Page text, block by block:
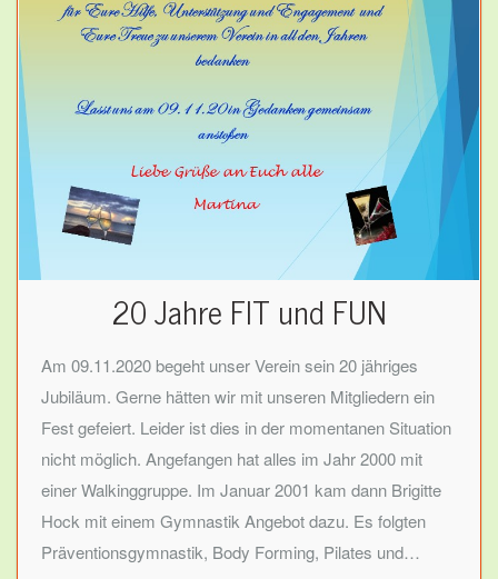
20 Jahre FIT und FUN
Am 09.11.2020 begeht unser Verein sein 20 jähriges
Jubiläum. Gerne hätten wir mit unseren Mitgliedern ein
Fest gefeiert. Leider ist dies in der momentanen Situation
nicht möglich. Angefangen hat alles im Jahr 2000 mit
einer Walkinggruppe. Im Januar 2001 kam dann Brigitte
Hock mit einem Gymnastik Angebot dazu. Es folgten
Präventionsgymnastik, Body Forming, Pilates und…